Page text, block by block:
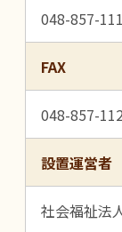
048-857-
FAX
048-857-
設置運営者
社会福祉法